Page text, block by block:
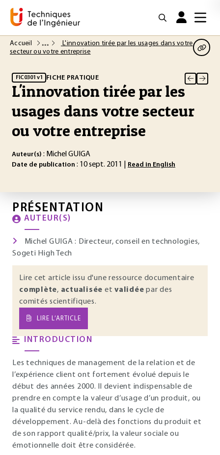
Accueil
L'innovation tirée par les usages dans votre
secteur ou votre entreprise
FIC0301 v1 FICHE PRATIQUE
L'innovation tirée par les
usages dans votre secteur
ou votre entreprise
Auteur(s) : Michel GUIGA
Date de publication : 10 sept. 2011 | Read in English
PRÉSENTATION
AUTEUR(S)
Michel GUIGA : Directeur, conseil en technologies,
Sogeti High Tech
Lire cet article issu d'une ressource documentaire
complète, actualisée et validée par des
comités scientifiques.
LIRE L’ARTICLE
INTRODUCTION
Les techniques de management de la relation et de
l’expérience client ont fortement évolué depuis le
début des années 2000. Il devient indispensable de
prendre en compte la valeur d’usage d’un produit, ou
la qualité du service rendu, dans le cycle de
développement. Au-delà des fonctions du produit et
de son rapport qualité/prix, la valeur sociale ou
émotionnelle doit être considérée.